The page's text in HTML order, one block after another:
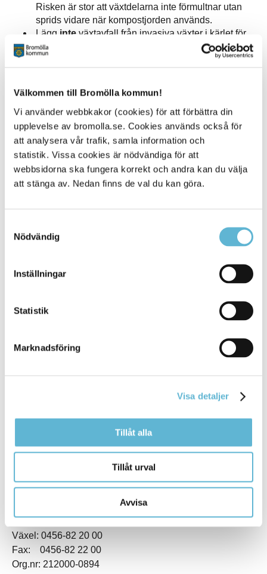
Välkommen till Bromölla kommun!
Vi använder webbkakor (cookies) för att förbättra din
upplevelse av bromolla.se. Cookies används också för
att analysera vår trafik, samla information och
statistik. Vissa cookies är nödvändiga för att
webbsidorna ska fungera korrekt och andra kan du välja
att stänga av. Nedan finns de val du kan göra.
Nödvändig
Inställningar
Statistik
Marknadsföring
Visa detaljer
Tillåt alla
Tillåt urval
Avvisa
Risken är stor att växtdelarna inte förmultnar utan
sprids vidare när kompostjorden används.
Lägg inte växtavfall från invasiva växter i kärlet för
trädgårdsavfall.
Lägg växtavfallet från invasiva växter i dubbla
avfallsanläggning. Släng i containern för brännbart
avfall.
Har du mindre mängd kan du slänga den väl
förslutna plastpåsen i ditt vanliga avfallskärl i facket
för restavfall.
Släng aldrig växtavfall från invasiva växter i
naturen!
Kommunhuset, Storgatan 48
Box 18, 295 21 Bromölla
kommunstyrelsen@bromolla.se
Webbadress
Växel: 0456-82 20 00
Fax: 0456-82 22 00
Org.nr: 212000-0894